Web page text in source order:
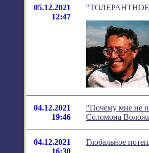
05.12.2021
12:47
"ТОЛЕРАНТНОЕ
04.12.2021
19:46
"Почему мне не
Соломона
04.12.2021
Глобальное